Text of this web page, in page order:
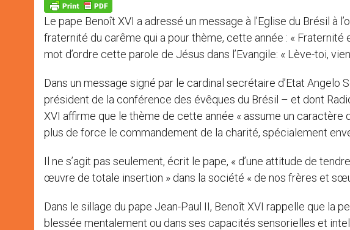
p
p
g
e
r
k
Le pape Benoît XVI a adressé un message à l’Eglise du Brésil à
fraternité du carême qui a pour thème, cette année : «
mot d’ordre cette parole de Jésus dans l’Evangile: « Lève-toi,
Dans un message signé par le cardinal secrétaire d’Etat Angelo
président de la conférence des évêques du Brésil – et dont
XVI affirme que le thème de cette année « assume un
plus de force le commandement de la charité, spécialement
Il ne s’agit pas seulement, écrit le pape, « d’une attitude de
œuvre de totale insertion » dans la société « de nos frères et
Dans le sillage du pape Jean-Paul II, Benoît XVI rappelle que la
blessée mentalement ou dans ses capacités sensorielles et